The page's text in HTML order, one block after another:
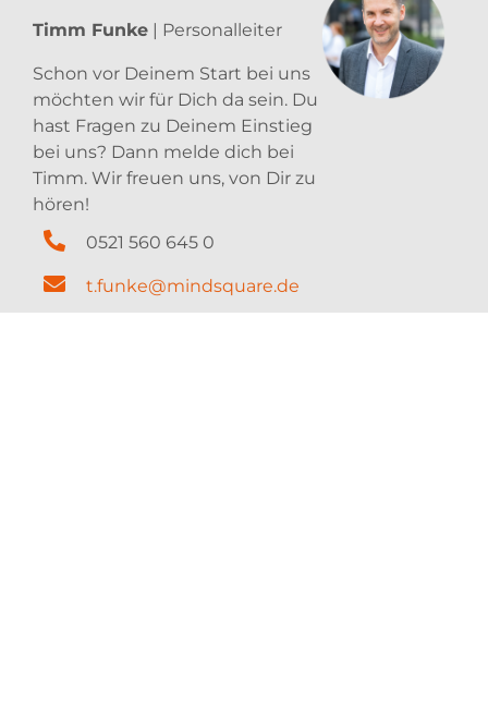
Timm Funke | Personalleiter
Schon vor Deinem Start bei uns
möchten wir für Dich da sein. Du
hast Fragen zu Deinem Einstieg
bei uns? Dann melde dich bei
Timm. Wir freuen uns, von Dir zu
hören!
0521 560 645 0
t.funke@mindsquare.de